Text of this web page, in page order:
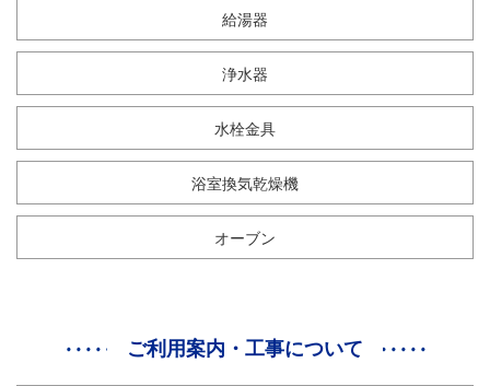
給湯器
浄水器
水栓金具
浴室換気乾燥機
オーブン
ご利用案内・工事について